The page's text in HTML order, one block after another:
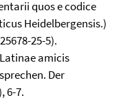
quos e codice
Heidelbergensis.)
25-5).
amicis
Der
6-7.